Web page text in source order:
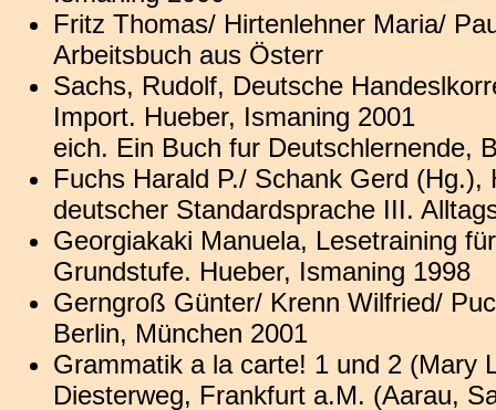
Fritz Thomas/ Hirtenlehner Maria/
Arbeitsbuch aus Österr
Sachs, Rudolf, Deutsche
Import. Hueber, Ismaning 2001
eich. Ein Buch fur Deutschlernende,
Fuchs Harald P./ Schank Gerd
deutscher Standardsprache III.
Georgiakaki Manuela, Lesetraining
Grundstufe. Hueber, Ismaning 1998
Gerngroß Günter/ Krenn Wilfried/
Berlin, München 2001
Grammatik a la carte! 1 und 2 (Mary
Diesterweg, Frankfurt a.M. (Aarau,